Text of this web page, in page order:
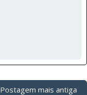
Postagem mais antiga